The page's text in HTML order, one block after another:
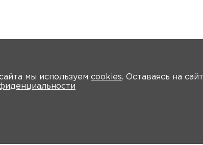
мы используем cookies. Оставаясь на